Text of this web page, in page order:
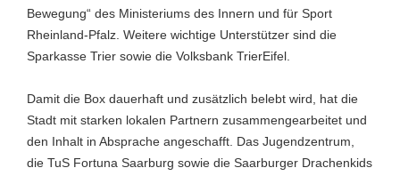
Bewegung“ des Ministeriums des Innern und für Sport
Rheinland-Pfalz. Weitere wichtige Unterstützer sind die
Sparkasse Trier sowie die Volksbank TrierEifel.
Damit die Box dauerhaft und zusätzlich belebt wird, hat die
Stadt mit starken lokalen Partnern zusammengearbeitet und
den Inhalt in Absprache angeschafft. Das Jugendzentrum,
die TuS Fortuna Saarburg sowie die Saarburger Drachenkids